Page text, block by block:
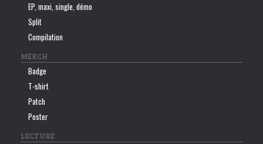
EP, maxi, single, démo
Split
Compilation
MERCH
Badge
T-shirt
Patch
Poster
LECTURE